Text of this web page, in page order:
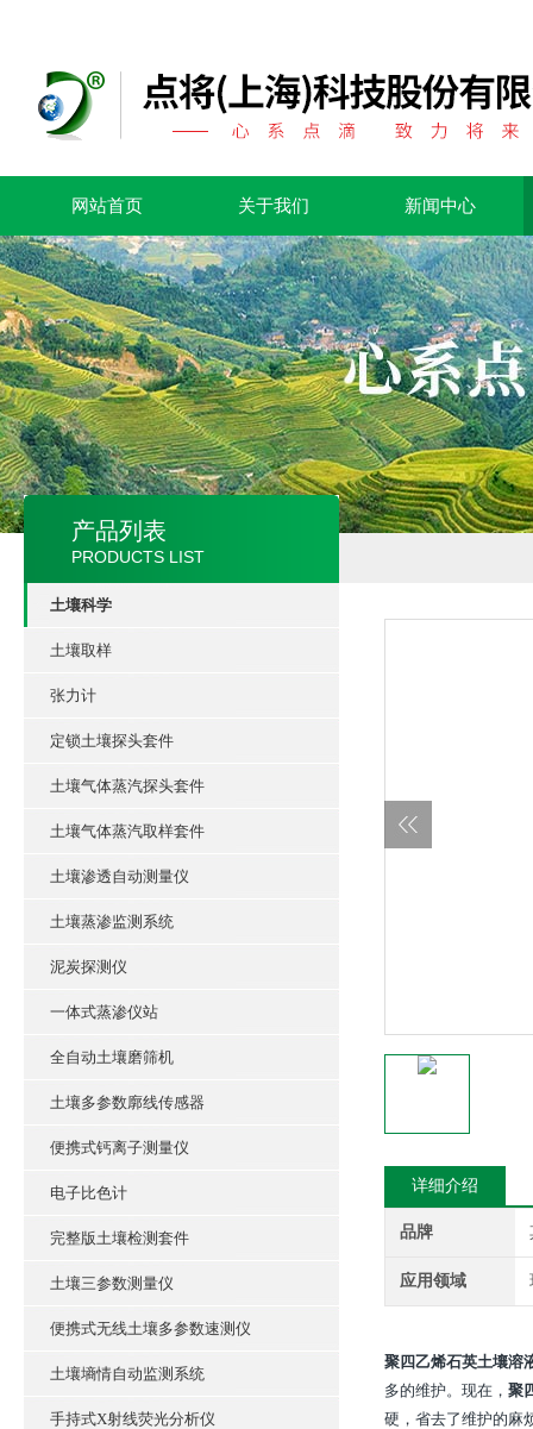
网站首页 关于我们 新闻中心
产品列表
PRODUCTS LIST
土壤科学
土壤取样
张力计
定锁土壤探头套件
土壤气体蒸汽探头套件
土壤气体蒸汽取样套件
土壤渗透自动测量仪
土壤蒸渗监测系统
泥炭探测仪
一体式蒸渗仪站
全自动土壤磨筛机
土壤多参数廓线传感器
便携式钙离子测量仪
电子比色计
完整版土壤检测套件
土壤三参数测量仪
便携式无线土壤多参数速测仪
土壤墒情自动监测系统
手持式X射线荧光分析仪
详细介绍
品牌
应用领域
聚四乙烯石英土壤溶
多的维护。现在， 聚
硬，省去了维护的麻